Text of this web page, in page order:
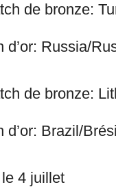
de bronze:
d’or: Russia/
de bronze:
d’or: Brazil/
4 juillet